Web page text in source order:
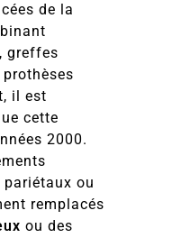
de la
greffes
il est
cette
2000.
ou
remplacés
ou des